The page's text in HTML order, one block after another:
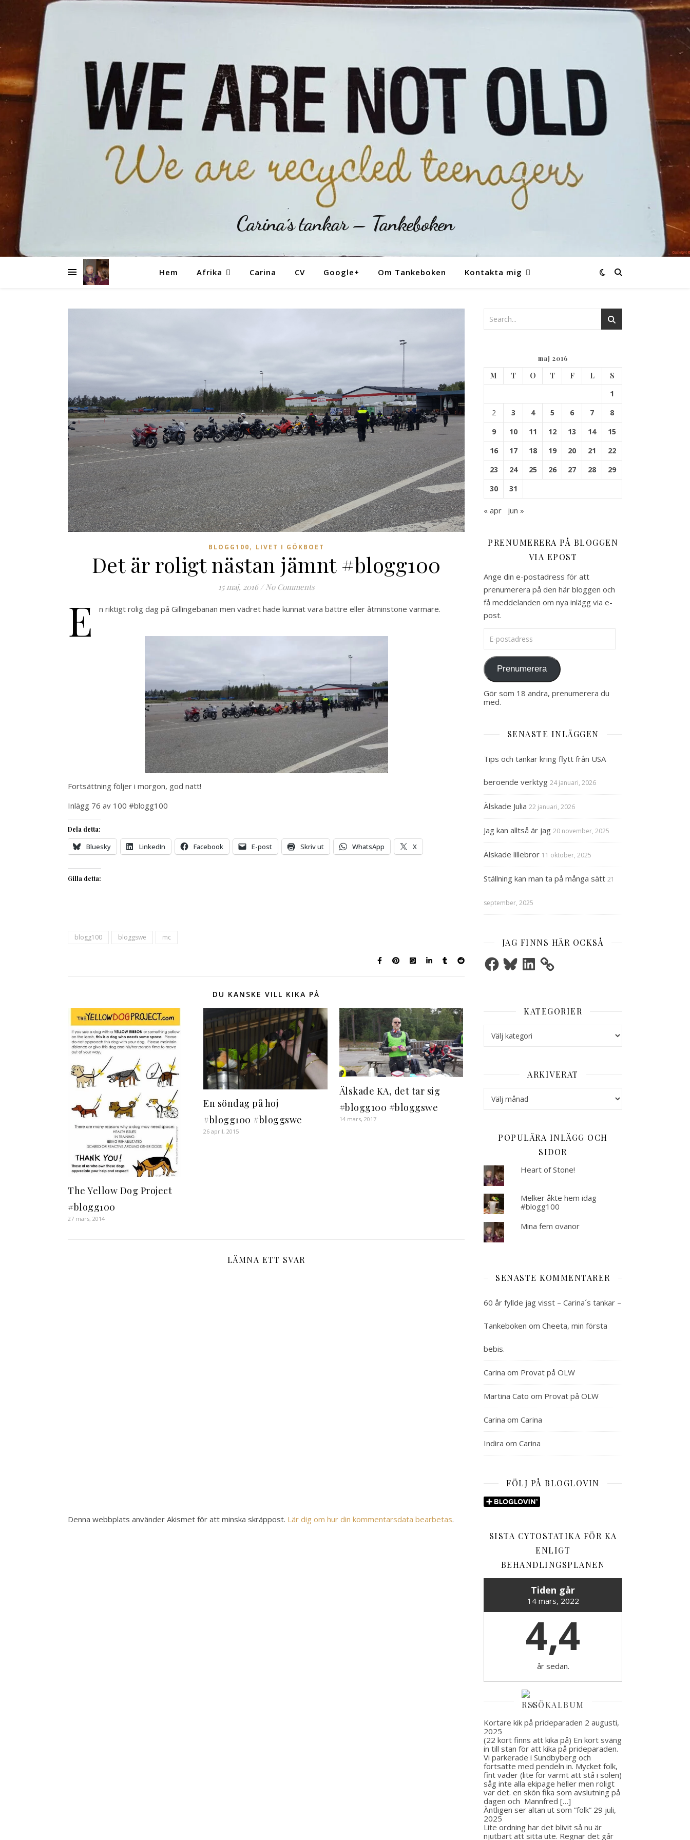
Carina´s tankar – Tankeboken
Hem Afrika Carina CV Google+ Om Tankeboken Kontakta mig
BLOGG100, LIVET I GÖKBOET
Det är roligt nästan jämnt #blogg100
15 maj, 2016 / No Comments
E n riktigt rolig dag på Gillingebanan men vädret hade kunnat vara bättre eller åtminstone varmare.
Fortsättning följer i morgon, god natt!
Inlägg 76 av 100 #blogg100
Dela detta:
Bluesky LinkedIn Facebook E-post Skriv ut WhatsApp X
Gilla detta:
blogg100 bloggswe mc
DU KANSKE VILL KIKA PÅ
The Yellow Dog Project
#blogg100
27 mars, 2014
En söndag på hoj
#blogg100 #bloggswe
26 april, 2015
Älskade KA, det tar sig
#blogg100 #bloggswe
14 mars, 2017
LÄMNA ETT SVAR
Denna webbplats använder Akismet för att minska skräppost. Lär dig om hur din kommentarsdata bearbetas.
maj 2016
M T O T F L
S
1
2
3 4 5 6 7
8
9
10 11 12 13 14
15
16
17 18 19 20 21
22
23
24 25 26 27 28
29
30
31
« apr jun »
PRENUMERERA PÅ BLOGGEN
VIA EPOST
Ange din e-postadress för att
prenumerera på den här bloggen och
få meddelanden om nya inlägg via e-
post.
E-postadress
Prenumerera
Gör som 18 andra, prenumerera du
med.
SENASTE INLÄGGEN
Tips och tankar kring flytt från USA
beroende verktyg 24 januari, 2026
Älskade Julia 22 januari, 2026
Jag kan alltså är jag 20 november, 2025
Älskade lillebror 11 oktober, 2025
Ställning kan man ta på många sätt 21
september, 2025
JAG FINNS HÄR OCKSÅ
FacebookBlueskyLinkedIn
KATEGORIER
ARKIVERAT
POPULÄRA INLÄGG OCH
SIDOR
Heart of Stone!
Melker åkte hem idag
#blogg100
Mina fem ovanor
SENASTE KOMMENTARER
60 år fyllde jag visst – Carina´s tankar –
Tankeboken om Cheeta, min första
bebis.
Carina om Provat på OLW
Martina Cato om Provat på OLW
Carina om Carina
Indira om Carina
FÖLJ PÅ BLOGLOVIN
SISTA CYTOSTATIKA FÖR KA
ENLIGT
BEHANDLINGSPLANEN
Tiden går
14 mars, 2022
4,4
år sedan.
GÖKALBUM
Kortare kik på prideparaden 2 augusti,
2025
(22 kort finns att kika på) En kort sväng
in till stan för att kika på prideparaden.
Vi parkerade i Sundbyberg och
fortsatte med pendeln in. Mycket folk,
fint väder (lite för varmt att stå i solen)
såg inte alla ekipage heller men roligt
var det. en skön fika som avslutning på
dagen och Mannfred […]
Äntligen ser altan ut som ”folk” 29 juli,
2025
Lite ordning har det blivit så nu är
njutbart att sitta ute. Regnar det går